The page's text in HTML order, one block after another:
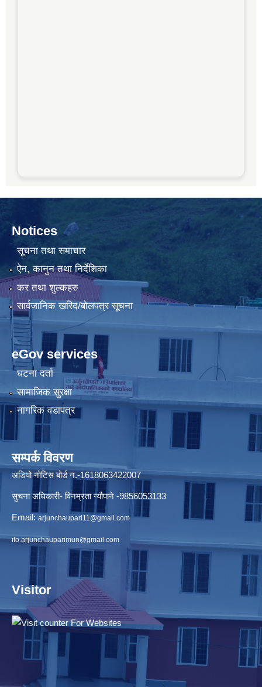
Notices
सूचना तथा समाचार
ऐन, कानुन तथा निर्देशिका
कर तथा शुल्कहरु
सार्वजानिक खरिद/बोलपत्र सूचना
eGov services
घटना दर्ता
सामाजिक सुरक्षा
नागरिक वडापत्र
सम्पर्क विवरण
अडियो नोटिस बोर्ड न.-1618063422007
सुचना अधिकारी- विनम्रता न्यौपाने -9856053133
Email: arjunchaupari11@gmail.com
ito.arjunchauparimun@gmail.com
Visitor